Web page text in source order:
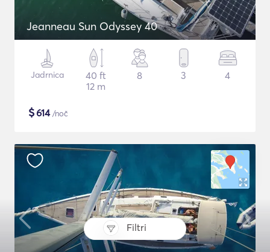
Filtri
Jeanneau Sun Odyssey 40
Jadrnica
40 ft
12 m
8 3 4
$614/noč